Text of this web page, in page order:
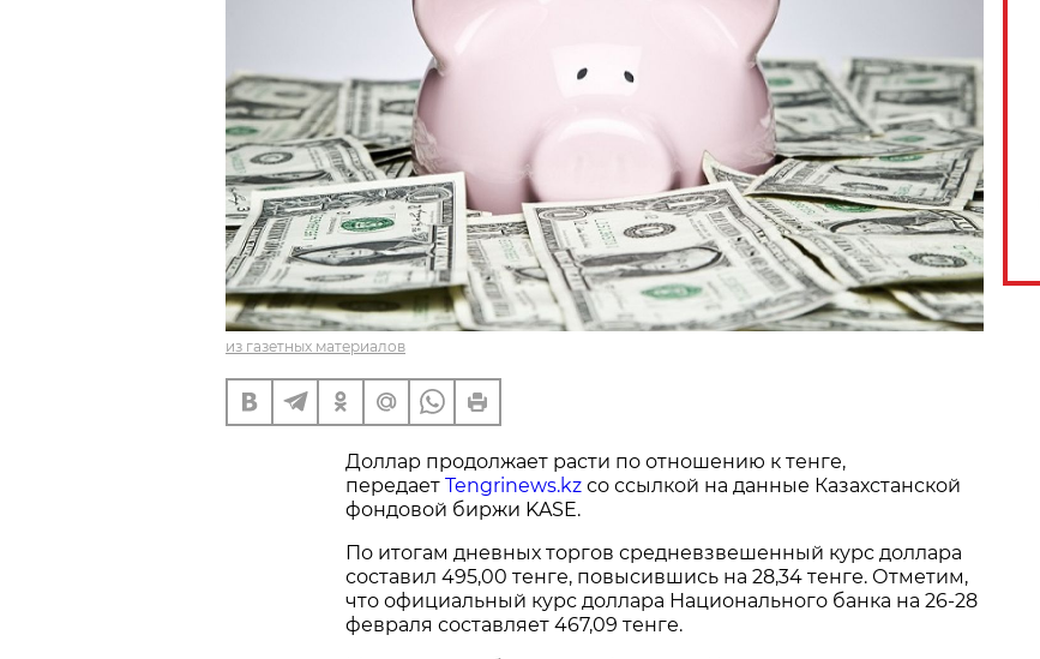
из газетных материалов
Доллар продолжает расти по отношению к тенге,
передает Tengrinews.kz со ссылкой на данные Казахстанской
фондовой биржи KASE.
По итогам дневных торгов средневзвешенный курс доллара
составил 495,00 тенге, повысившись на 28,34 тенге. Отметим,
что официальный курс доллара Национального банка на 26-28
февраля составляет 467,09 тенге.